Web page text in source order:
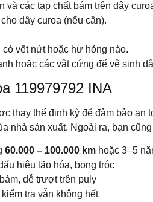
và các tạp chất bám trên dây
dây curoa (nếu cần).
vết nứt hoặc hư hỏng nào.
hoặc các vật cứng để vệ sinh
119979792 INA
thay thế định kỳ để đảm bảo
nhà sản xuất. Ngoài ra, bạn
60.000 – 100.000 km hoặc 3–5
hiệu lão hóa, bong tróc
dễ trượt trên puly
tra vẫn không hết